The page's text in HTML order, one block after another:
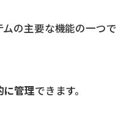
の主要な機能の一つで
に管理できます。